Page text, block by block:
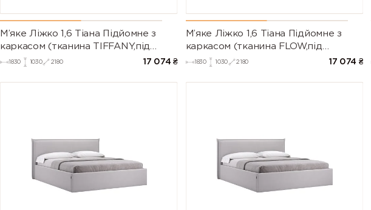
М’яке Ліжко 1,6 Тіана Підйомне з
каркасом (тканина TIFFANY,під
замовлення)
1830 1030 2180 17 074 ₴
М’яке Ліжко 1,6 Тіана Підйомне з
каркасом (тканина FLOW,під
замовлення)
1830 1030 2180 17 074 ₴